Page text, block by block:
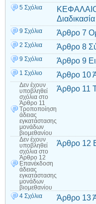
5 Σχόλια
9 Σχόλια Άρθρο 7
2 Σχόλια Άρθρο 8
9 Σχόλια Άρθρο 9
1 Σχόλιο Άρθρο 10
Δεν έχουν
υποβληθεί
σχόλια στο
Άρθρο 11
Τροποποίηση
άδειας
εγκατάστασης
μονάδων
βιομεθανίου
Άρθρο 11
Δεν έχουν
υποβληθεί
σχόλια στο
Άρθρο 12
Επανέκδοση
άδειας
εγκατάστασης
μονάδων
βιομεθανίου
Άρθρο 12
4 Σχόλια Άρθρο 13